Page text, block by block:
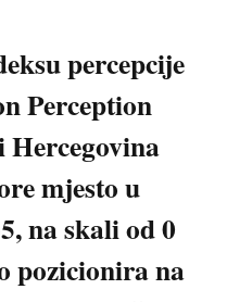
percepcije
Perception
Hercegovina
mjesto u
na skali od 0
pozicionira na